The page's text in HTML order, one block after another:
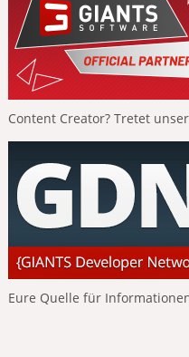
Content Creator? Tretet
Eure Quelle für